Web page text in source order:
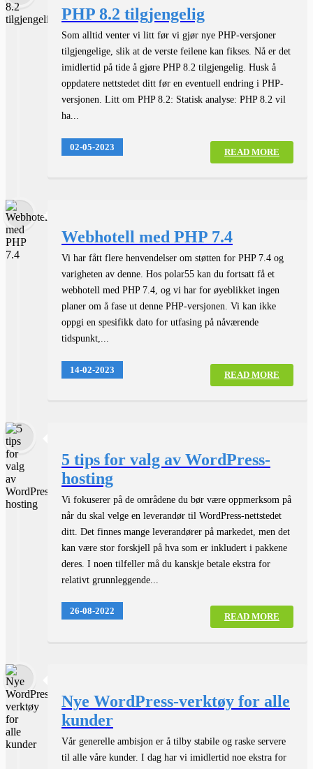
PHP 8.2 tilgjengelig
Som alltid venter vi litt før vi gjør nye PHP-versjoner
tilgjengelige, slik at de verste feilene kan fikses. Nå er det
imidlertid på tide å gjøre PHP 8.2 tilgjengelig. Husk å
oppdatere nettstedet ditt før en eventuell endring i PHP-
versjonen. Litt om PHP 8.2: Statisk analyse: PHP 8.2 vil
ha...
READ MORE
02-05-2023
Webhotell med PHP 7.4
Vi har fått flere henvendelser om støtten for PHP 7.4 og
varigheten av denne. Hos polar55 kan du fortsatt få et
webhotell med PHP 7.4, og vi har for øyeblikket ingen
planer om å fase ut denne PHP-versjonen. Vi kan ikke
oppgi en spesifikk dato for utfasing på nåværende
tidspunkt,...
READ MORE
14-02-2023
5 tips for valg av WordPress-
hosting
Vi fokuserer på de områdene du bør være oppmerksom på
når du skal velge en leverandør til WordPress-nettstedet
ditt. Det finnes mange leverandører på markedet, men det
kan være stor forskjell på hva som er inkludert i pakkene
deres. I noen tilfeller må du kanskje betale ekstra for
relativt grunnleggende...
READ MORE
26-08-2022
Nye WordPress-verktøy for alle
kunder
Vår generelle ambisjon er å tilby stabile og raske servere
til alle våre kunder. I dag har vi imidlertid noe ekstra for